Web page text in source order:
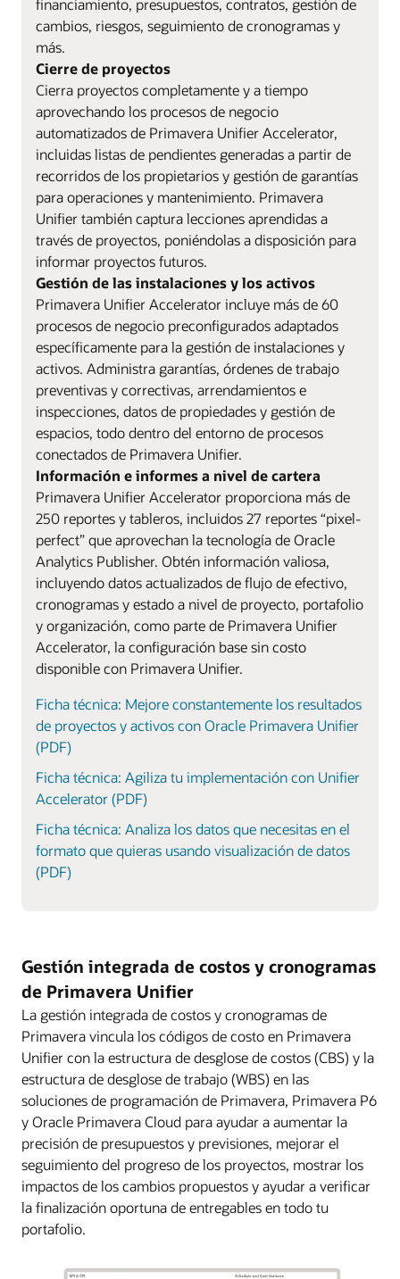
financiamiento, presupuestos, contratos, gestión de
cambios, riesgos, seguimiento de cronogramas y
más.
Cierre de proyectos
Cierra proyectos completamente y a tiempo
aprovechando los procesos de negocio
automatizados de Primavera Unifier Accelerator,
incluidas listas de pendientes generadas a partir de
recorridos de los propietarios y gestión de garantías
para operaciones y mantenimiento. Primavera
Unifier también captura lecciones aprendidas a
través de proyectos, poniéndolas a disposición para
informar proyectos futuros.
Gestión de las instalaciones y los activos
Primavera Unifier Accelerator incluye más de 60
procesos de negocio preconfigurados adaptados
específicamente para la gestión de instalaciones y
activos. Administra garantías, órdenes de trabajo
preventivas y correctivas, arrendamientos e
inspecciones, datos de propiedades y gestión de
espacios, todo dentro del entorno de procesos
conectados de Primavera Unifier.
Información e informes a nivel de cartera
Primavera Unifier Accelerator proporciona más de
250 reportes y tableros, incluidos 27 reportes “pixel-
perfect” que aprovechan la tecnología de Oracle
Analytics Publisher. Obtén información valiosa,
incluyendo datos actualizados de flujo de efectivo,
cronogramas y estado a nivel de proyecto, portafolio
y organización, como parte de Primavera Unifier
Accelerator, la configuración base sin costo
disponible con Primavera Unifier.
Ficha técnica: Mejore constantemente los resultados
de proyectos y activos con Oracle Primavera Unifier
(PDF)
Ficha técnica: Agiliza tu implementación con Unifier
Accelerator (PDF)
Ficha técnica: Analiza los datos que necesitas en el
formato que quieras usando visualización de datos
(PDF)
Gestión integrada de costos y cronogramas
de Primavera Unifier
La gestión integrada de costos y cronogramas de
Primavera vincula los códigos de costo en Primavera
Unifier con la estructura de desglose de costos (CBS) y la
estructura de desglose de trabajo (WBS) en las
soluciones de programación de Primavera, Primavera P6
y Oracle Primavera Cloud para ayudar a aumentar la
precisión de presupuestos y previsiones, mejorar el
seguimiento del progreso de los proyectos, mostrar los
impactos de los cambios propuestos y ayudar a verificar
la finalización oportuna de entregables en todo tu
portafolio.